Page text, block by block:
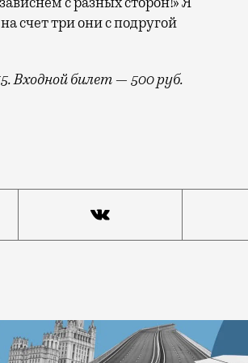
счет три они с подругой
Входной билет — 500 руб.
но лишь на один-два